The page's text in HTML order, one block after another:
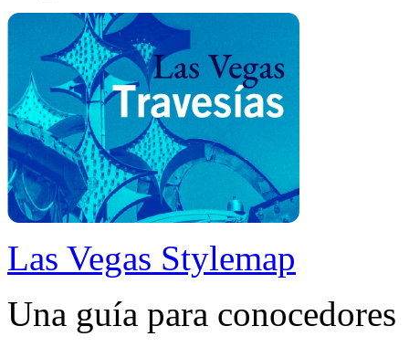
Las Vegas Stylemap
Una guía para conocedores